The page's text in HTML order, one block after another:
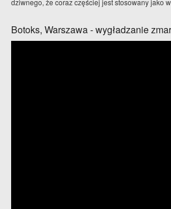
dziwnego, że coraz częściej jest stosowany jako
Botoks, Warszawa - wygładzanie